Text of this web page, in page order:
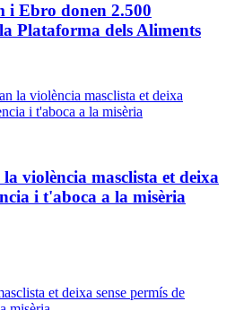
i Ebro donen 2.500
Plataforma dels Aliments
violència masclista et deixa
i t'aboca a la misèria